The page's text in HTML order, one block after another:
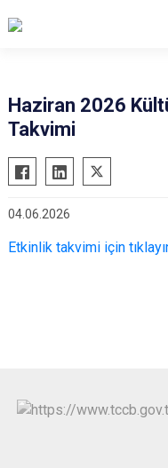
Haziran 2026
Takvimi
04.06.2026
Etkinlik takvimi için